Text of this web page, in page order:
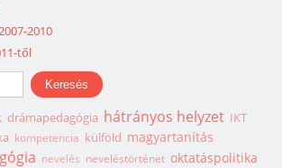
2010
től
drámapedagógia hátrányos helyzet IKT
kompetencia külföld magyartanítás
nevelés neveléstörténet oktatáspolitika